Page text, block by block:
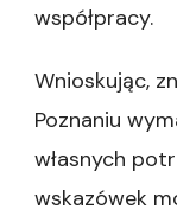
współpracy.
Wnioskując,
Poznaniu
własnych
wskazówek